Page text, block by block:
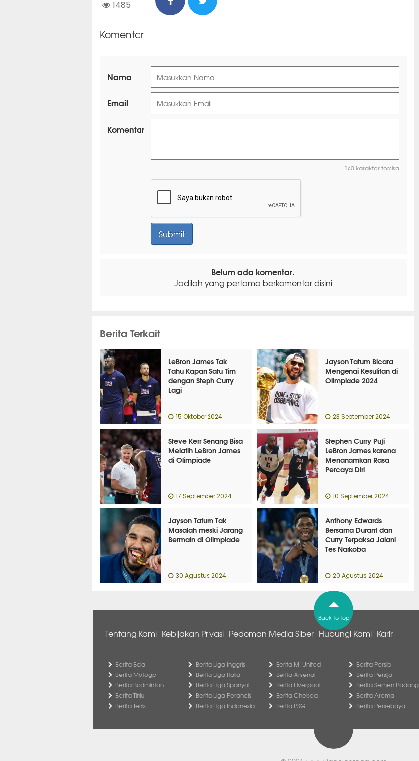
1485
Komentar
Nama
Email
Komentar
160 karakter tersisa
Belum ada komentar.
Jadilah yang pertama berkomentar disini
Berita Terkait
LeBron James Tak
Tahu Kapan Satu Tim
dengan Steph Curry
Lagi
15 Oktober 2024
Jayson Tatum Bicara
Mengenai Kesulitan di
Olimpiade 2024
23 September 2024
Steve Kerr Senang Bisa
Melatih LeBron James
di Olimpiade
17 September 2024
Stephen Curry Puji
LeBron James karena
Menanamkan Rasa
Percaya Diri
10 September 2024
Jayson Tatum Tak
Masalah meski Jarang
Bermain di Olimpiade
30 Agustus 2024
Anthony Edwards
Bersama Durant dan
Curry Terpaksa Jalani
Tes Narkoba
20 Agustus 2024
Back to top
Tentang Kami Kebijakan Privasi Pedoman Media Siber Hubungi Kami Karir
Berita Bola
Berita Motogp
Berita Badminton
Berita Tinju
Berita Tenis
Berita Liga Inggris
Berita Liga Italia
Berita Liga Spanyol
Berita Liga Perancis
Berita Liga Indonesia
Berita M. United
Berita Arsenal
Berita Liverpool
Berita Chelsea
Berita PSG
Berita Persib
Berita Persija
Berita Semen Padang
Berita Arema
Berita Persebaya